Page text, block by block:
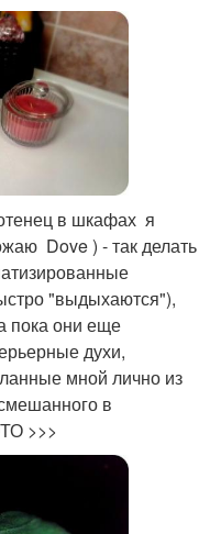
в шкафах я
Dove ) - так делать
"выдыхаются"),
пока они еще
духи,
мной лично из
в
>>>